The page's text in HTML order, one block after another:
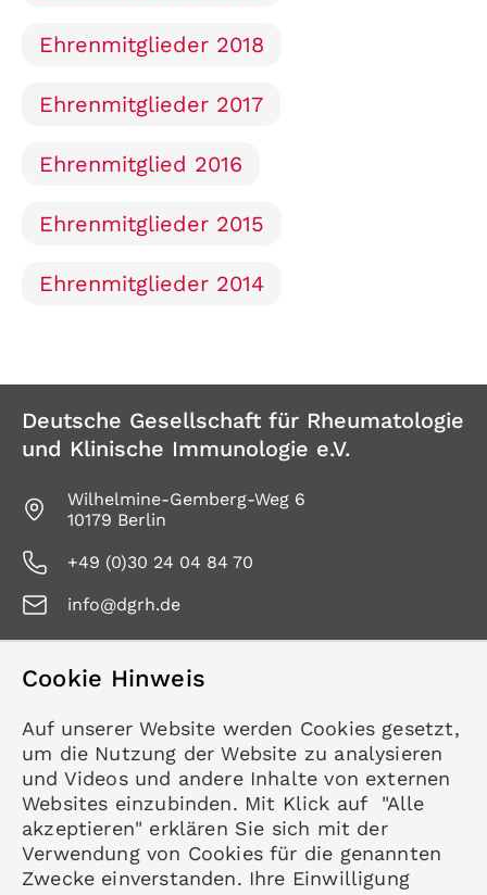
Ehrenmitglieder 2018
Ehrenmitglieder 2017
Ehrenmitglied 2016
Ehrenmitglieder 2015
Ehrenmitglieder 2014
Deutsche Gesellschaft für Rheumatologie
und Klinische Immunologie e.V.
Wilhelmine-Gemberg-Weg 6
10179 Berlin
+49 (0)30 24 04 84 70
info@dgrh.de
Service
Kontakt
Datenschutz
Impressum
Mitgliedschaft
Rheumatologie
Karriere
Cookie Hinweis
Auf unserer Website werden Cookies gesetzt,
um die Nutzung der Website zu analysieren
und Videos und andere Inhalte von externen
Websites einzubinden. Mit Klick auf "Alle
akzeptieren" erklären Sie sich mit der
Verwendung von Cookies für die genannten
Zwecke einverstanden. Ihre Einwilligung